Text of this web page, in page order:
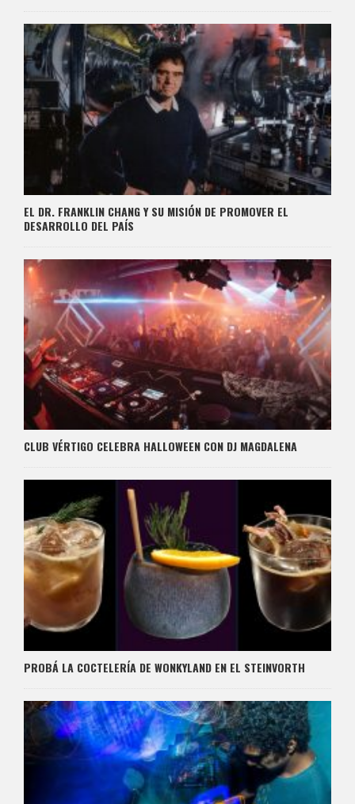
EL DR. FRANKLIN CHANG Y SU MISIÓN DE PROMOVER EL
DESARROLLO DEL PAÍS
CLUB VÉRTIGO CELEBRA HALLOWEEN CON DJ MAGDALENA
PROBÁ LA COCTELERÍA DE WONKYLAND EN EL STEINVORTH